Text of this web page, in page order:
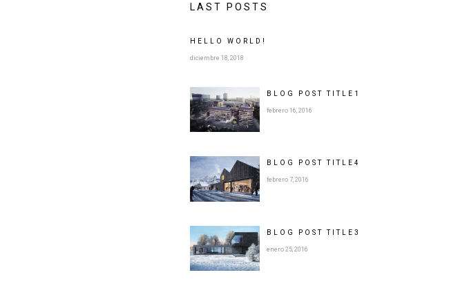
LAST POSTS
HELLO WORLD!
diciembre 18, 2018
BLOG POSTTITLE 1
febrero 16, 2016
BLOG POSTTITLE4
febrero 7, 2016
BLOG POSTTITLE3
enero 25, 2016